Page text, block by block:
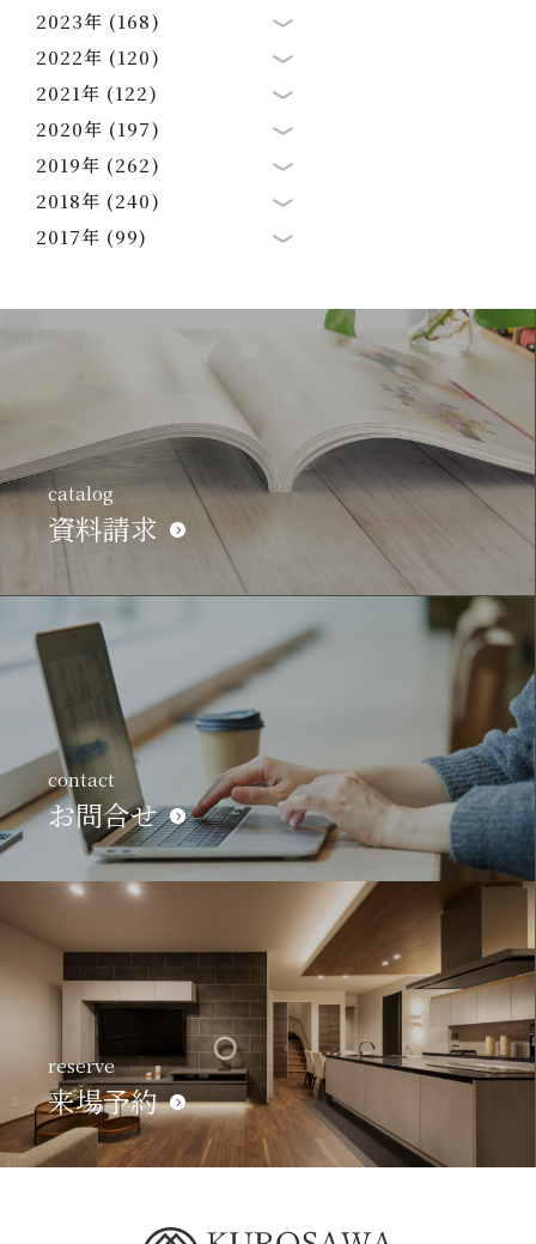
2023年 (168)
2022年 (120)
2021年 (122)
2020年 (197)
2019年 (262)
2018年 (240)
2017年 (99)
catalog
資料請求
contact
お問合せ
reserve
来場予約